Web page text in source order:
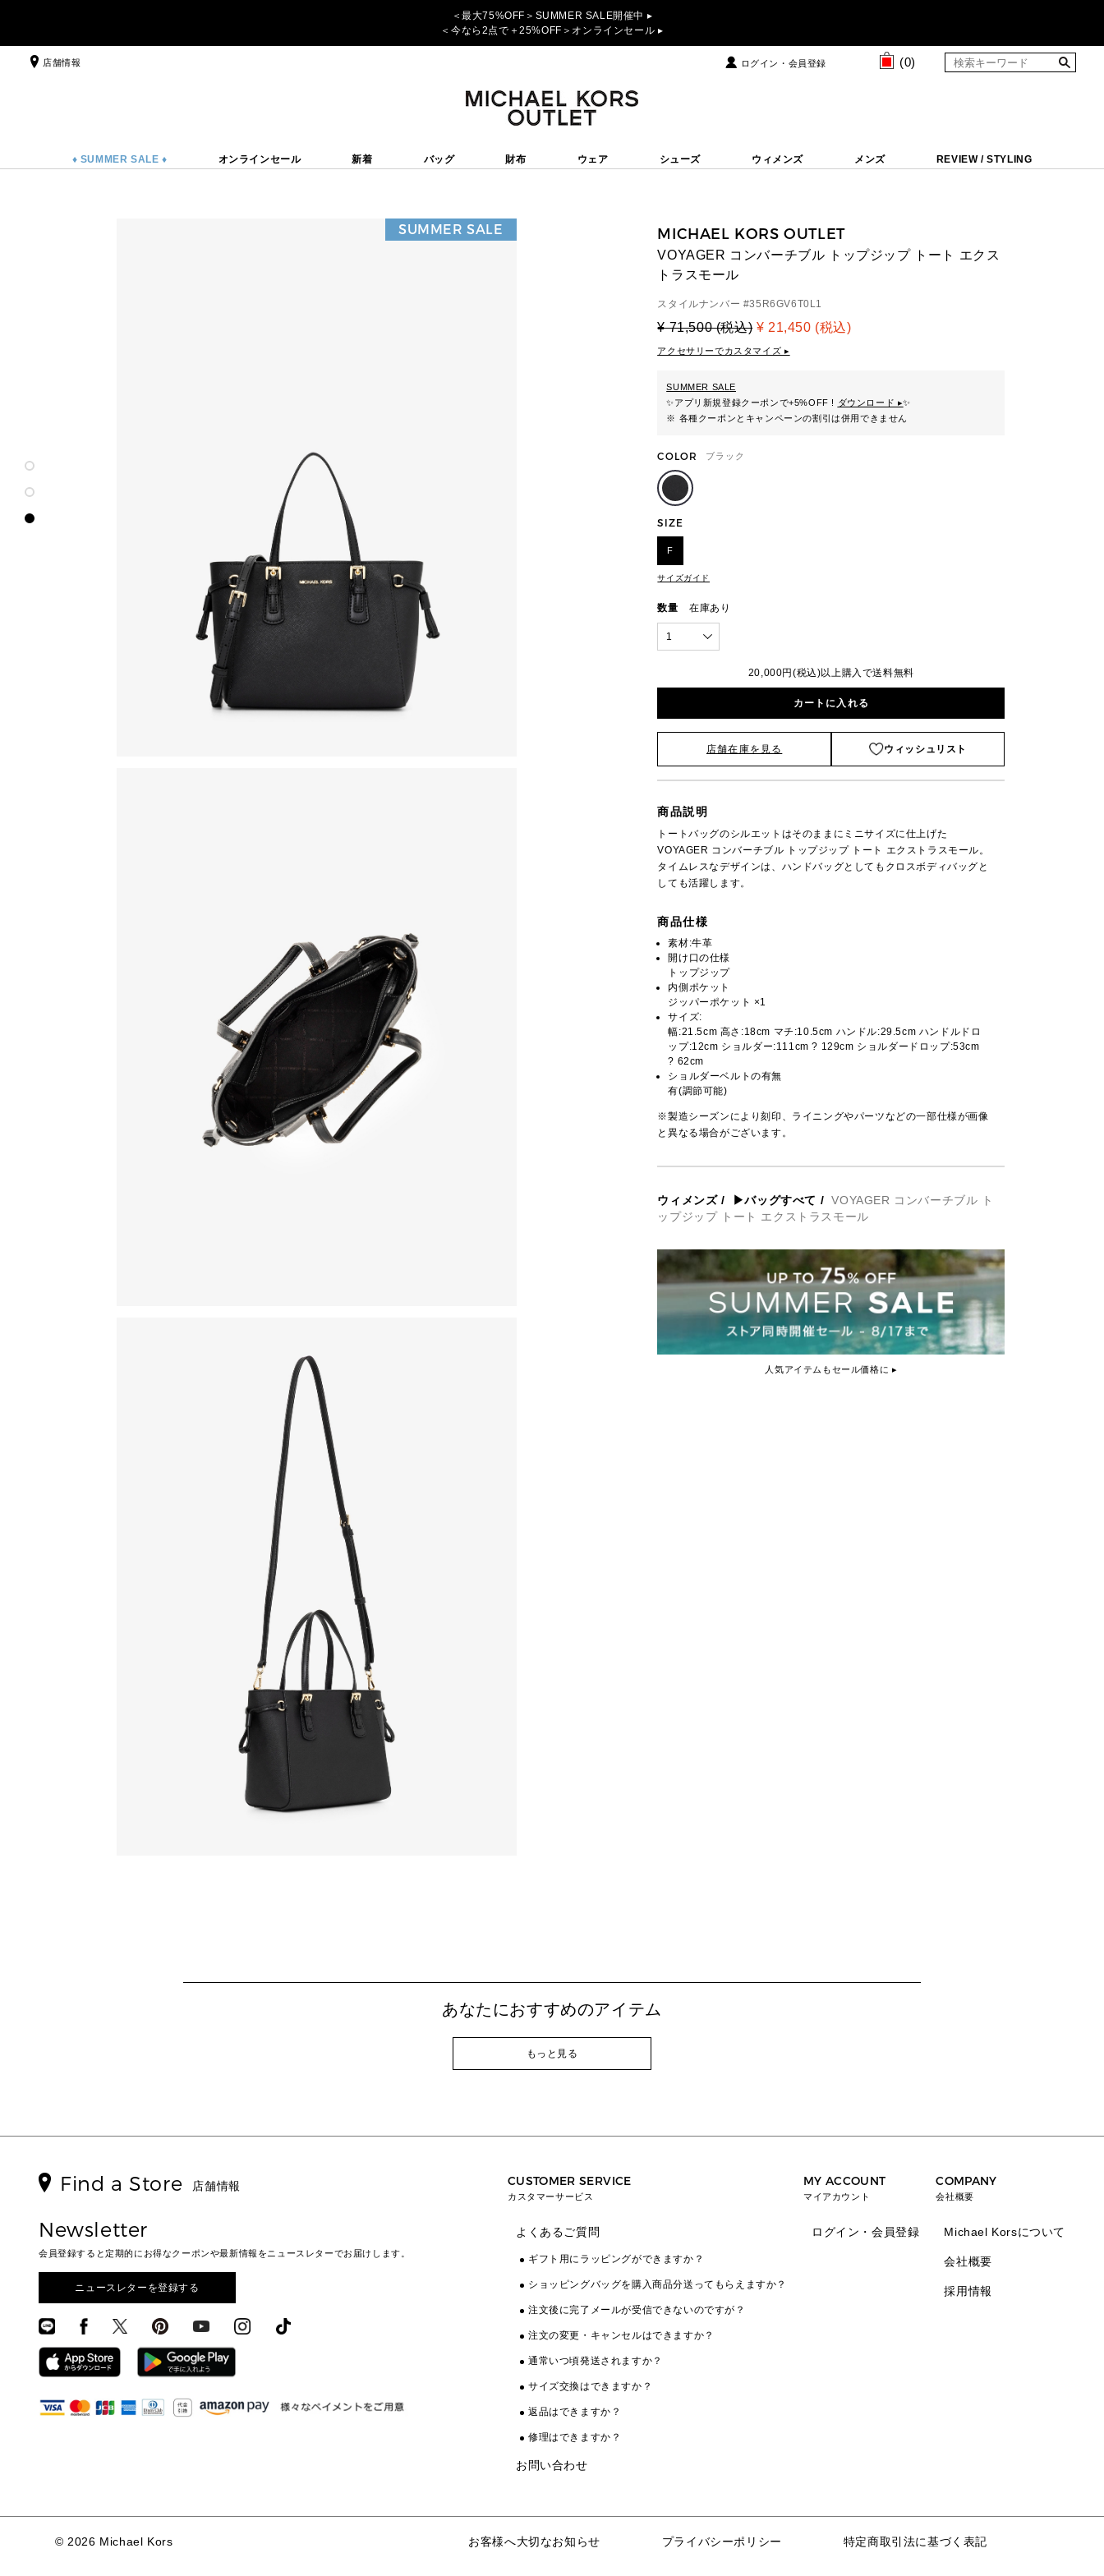
＜最大75%OFF＞SUMMER SALE開催中 ▸
＜今なら2点で＋25%OFF＞オンラインセール ▸
店舗情報 ログイン・会員登録 (0)
♦ SUMMER SALE ♦ オンラインセール 新着 バッグ 財布 ウェア シューズ ウィメンズ メンズ REVIEW / STYLING
SUMMER SALE MICHAEL KORS OUTLET
VOYAGER コンバーチブル トップジップ トート エクス
トラスモール
スタイルナンバー #35R6GV6T0L1
¥ 71,500 (税込) ¥ 21,450 (税込)
アクセサリーでカスタマイズ ▸
SUMMER SALE
✨アプリ新規登録クーポンで+5%OFF ! ダウンロード ▸✨
※ 各種クーポンとキャンペーンの割引は併用できません
COLOR ブラック
SIZE
F
サイズガイド
数量 在庫あり
1
20,000円(税込)以上購入で送料無料
カートに入れる
店舗在庫を見る ウィッシュリスト
商品説明
トートバッグのシルエットはそのままにミニサイズに仕上げた
VOYAGER コンバーチブル トップジップ トート エクストラスモール。
タイムレスなデザインは、ハンドバッグとしてもクロスボディバッグと
しても活躍します。
商品仕様
素材:牛革
開け口の仕様
トップジップ
内側ポケット
ジッパーポケット ×1
サイズ:
幅:21.5cm 高さ:18cm マチ:10.5cm ハンドル:29.5cm ハンドルドロ
ップ:12cm ショルダー:111cm ? 129cm ショルダードロップ:53cm
? 62cm
ショルダーベルトの有無
有(調節可能)
※製造シーズンにより刻印、ライニングやパーツなどの一部仕様が画像
と異なる場合がございます。
ウィメンズ/ ▶バッグすべて / VOYAGER コンバーチブル ト
ップジップ トート エクストラスモール
人気アイテムもセール価格に ▸
あなたにおすすめのアイテム
もっと見る
Find a Store 店舗情報
Newsletter
会員登録すると定期的にお得なクーポンや最新情報をニュースレターでお届けします。
ニュースレターを登録する
CUSTOMER SERVICE
カスタマーサービス
よくあるご質問
ギフト用にラッピングができますか？
ショッピングバッグを購入商品分送ってもらえますか？
注文後に完了メールが受信できないのですが？
注文の変更・キャンセルはできますか？
通常いつ頃発送されますか？
サイズ交換はできますか？
返品はできますか？
修理はできますか？
お問い合わせ
MY ACCOUNT
マイアカウント
ログイン・会員登録
COMPANY
会社概要
Michael Korsについて
会社概要
採用情報
© 2026 Michael Kors お客様へ大切なお知らせ プライバシーポリシー 特定商取引法に基づく表記